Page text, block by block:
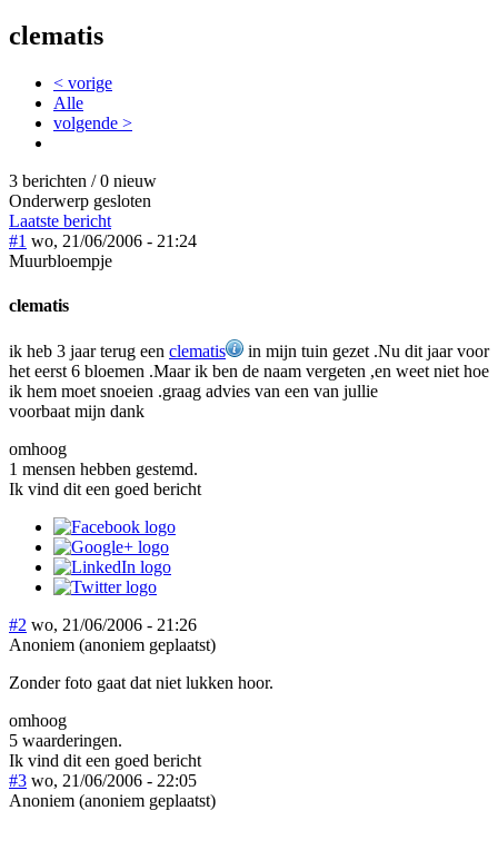
clematis
< vorige
Alle
volgende >
3 berichten / 0 nieuw
Onderwerp gesloten
Laatste bericht
#1 wo, 21/06/2006 - 21:24
Muurbloempje
clematis
ik heb 3 jaar terug een clematis
in mijn tuin gezet .Nu dit jaar voor
het eerst 6 bloemen .Maar ik ben de naam vergeten ,en weet niet hoe
ik hem moet snoeien .graag advies van een van jullie
voorbaat mijn dank
omhoog
1 mensen hebben gestemd.
Ik vind dit een goed bericht
#2 wo, 21/06/2006 - 21:26
Anoniem (anoniem geplaatst)
Zonder foto gaat dat niet lukken hoor.
omhoog
5 waarderingen.
Ik vind dit een goed bericht
#3 wo, 21/06/2006 - 22:05
Anoniem (anoniem geplaatst)